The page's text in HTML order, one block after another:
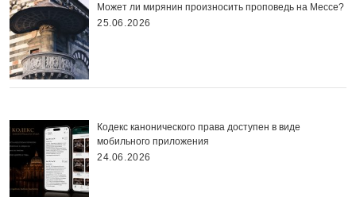
Может ли мирянин произносить проповедь на Мессе?
25.06.2026
Кодекс канонического права доступен в виде
мобильного приложения
24.06.2026